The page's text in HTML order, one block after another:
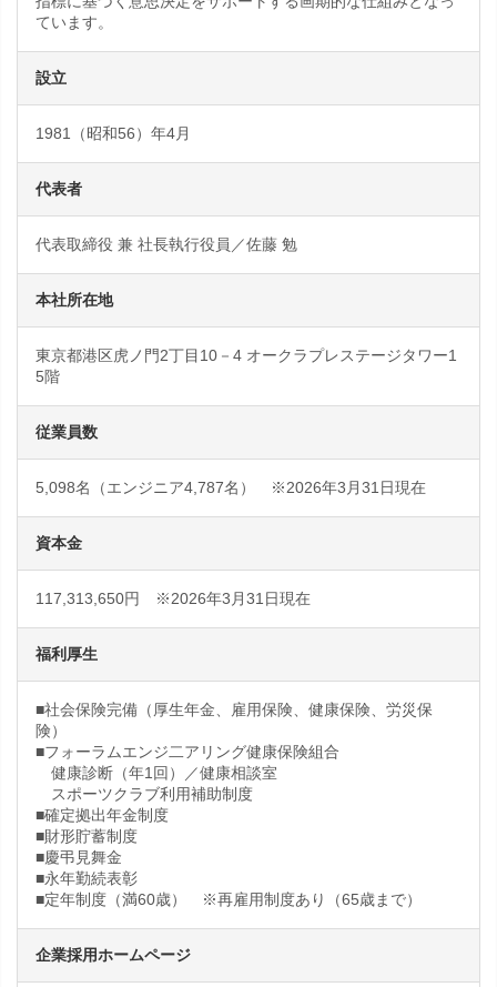
ています。
設立
1981（昭和56）年4月
代表者
代表取締役 兼 社長執行役員／佐藤 勉
本社所在地
東京都港区虎ノ門2丁目10－4 オークラプレステージタワー1
5階
従業員数
5,098名（エンジニア4,787名） ※2026年3月31日現在
資本金
117,313,650円 ※2026年3月31日現在
福利厚生
■社会保険完備（厚生年金、雇用保険、健康保険、労災保
険）
■フォーラムエンジ二アリング健康保険組合
健康診断（年1回）／健康相談室
スポーツクラブ利用補助制度
■確定拠出年金制度
■財形貯蓄制度
■慶弔見舞金
■永年勤続表彰
■定年制度（満60歳） ※再雇用制度あり（65歳まで）
企業採用ホームページ